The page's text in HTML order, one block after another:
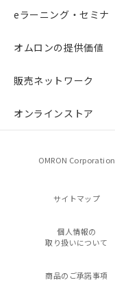
eラーニング・セミナ
オムロンの提供価値
販売ネットワーク
オンラインストア
OMRON Corporation
サイトマップ
個人情報の
取り扱いについて
商品のご承諾事項